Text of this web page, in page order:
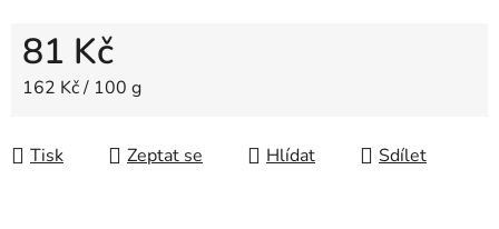
81 Kč
Měrná cena:
162 Kč / 100 g
Tisk Zeptat se Hlídat Sdílet